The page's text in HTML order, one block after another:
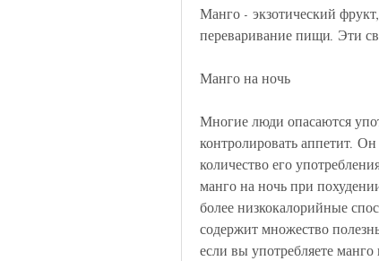
Манго - экзотический
переваривание пищи. Эти
Манго на ночь
Многие люди опасаются
контролировать аппетит.
количество его
манго на ночь при
более низкокалорийные
содержит множество
если вы употребляете